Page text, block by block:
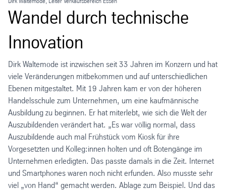
Wandel durch technische
Innovation
Dirk Waltemode ist inzwischen seit 33 Jahren im Konzern und hat
viele Veränderungen mitbekommen und auf unterschiedlichen
Ebenen mitgestaltet. Mit 19 Jahren kam er von der höheren
Handelsschule zum Unternehmen, um eine kaufmännische
Ausbildung zu beginnen. Er hat miterlebt, wie sich die Welt der
Auszubildenden verändert hat. „Es war völlig normal, dass
Auszubildende auch mal Frühstück vom Kiosk für ihre
Vorgesetzten und Kolleg:innen holten und oft Botengänge im
Unternehmen erledigten. Das passte damals in die Zeit. Internet
und Smartphones waren noch nicht erfunden. Also musste sehr
viel „von Hand“ gemacht werden. Ablage zum Beispiel. Und das